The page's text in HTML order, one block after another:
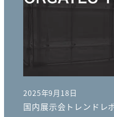
国内展示会トレンドレ
投稿日
2025年9月18日